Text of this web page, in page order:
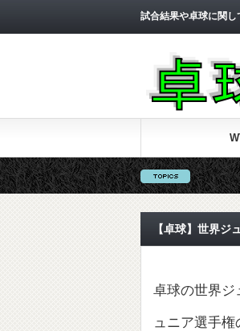
試合結果や卓球に関し
【卓球】世界
卓球の世界ジ
ュニア選手